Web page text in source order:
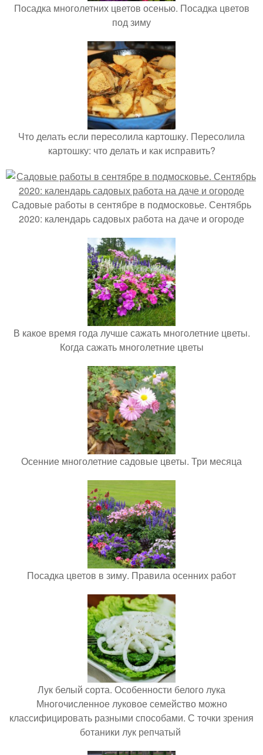
Посадка многолетних цветов осенью. Посадка цветов
под зиму
Что делать если пересолила картошку. Пересолила
картошку: что делать и как исправить?
Садовые работы в сентябре в подмосковье. Сентябрь
2020: календарь садовых работа на даче и огороде
В какое время года лучше сажать многолетние цветы.
Когда сажать многолетние цветы
Осенние многолетние садовые цветы. Три месяца
Посадка цветов в зиму. Правила осенних работ
Лук белый сорта. Особенности белого лука
Многочисленное луковое семейство можно
классифицировать разными способами. С точки зрения
ботаники лук репчатый